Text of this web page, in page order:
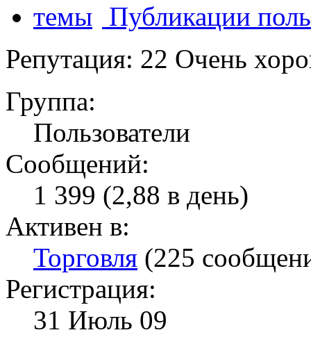
Публикации
Репутация: 22 Очень
Группа:
Пользователи
Сообщений:
1 399 (2,88 в день)
Активен в:
Торговля (225
Регистрация:
31 Июль 09